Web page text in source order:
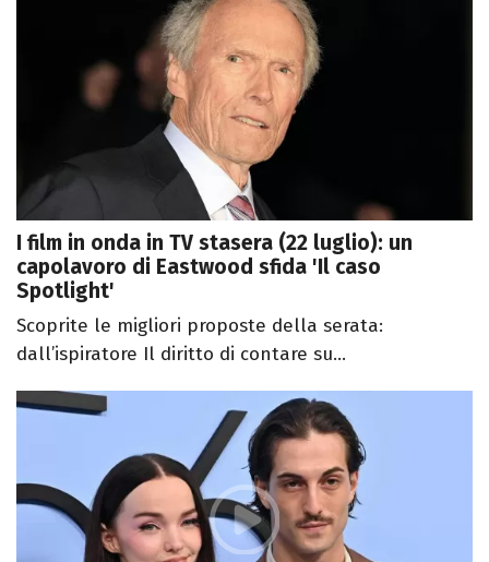
I film in onda in TV stasera (22 luglio): un
capolavoro di Eastwood sfida 'Il caso
Spotlight'
Scoprite le migliori proposte della serata:
dall’ispiratore Il diritto di contare su...